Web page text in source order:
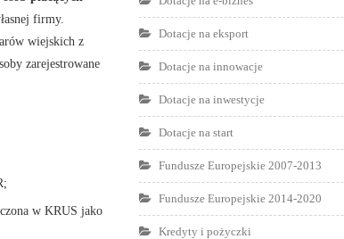
firmy.
wiejskich z
zarejestrowane
w KRUS jako
Dotacje na eksport
Dotacje na innowacje
Dotacje na inwestycje
Dotacje na start
Fundusze Europejskie 2007-2013
Fundusze Europejskie 2014-2020
Kredyty i pożyczki